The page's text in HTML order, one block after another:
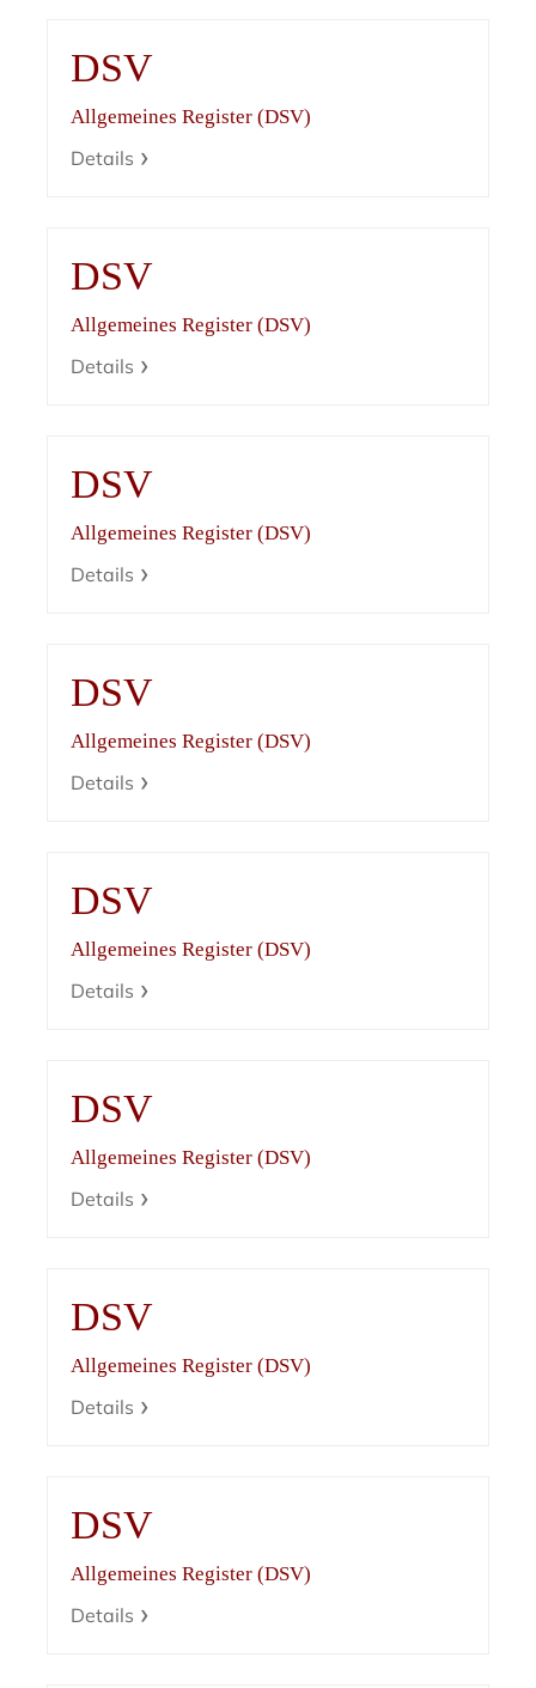
DSV
Allgemeines Register (DSV)
Details
DSV
Allgemeines Register (DSV)
Details
DSV
Allgemeines Register (DSV)
Details
DSV
Allgemeines Register (DSV)
Details
DSV
Allgemeines Register (DSV)
Details
DSV
Allgemeines Register (DSV)
Details
DSV
Allgemeines Register (DSV)
Details
DSV
Allgemeines Register (DSV)
Details